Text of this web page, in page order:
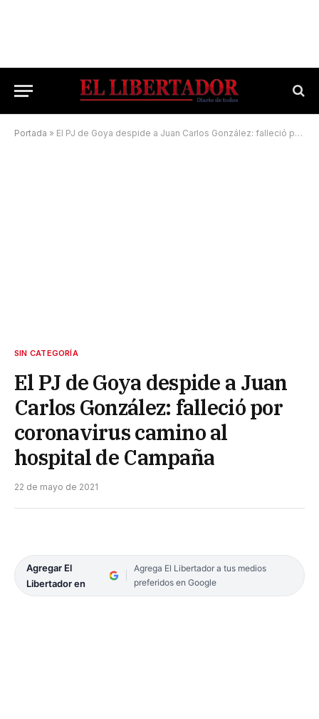
Portada » El PJ de Goya despide a Juan Carlos González: falleció por coronavirus camino al hospital de Campaña
SIN CATEGORÍA
El PJ de Goya despide a Juan
Carlos González: falleció por
coronavirus camino al
hospital de Campaña
22 de mayo de 2021
Agregar El
Libertador en
Agrega El Libertador a tus medios
preferidos en Google